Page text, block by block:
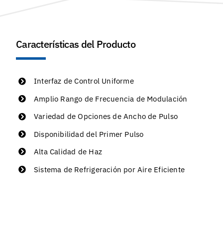
Características del Producto
Interfaz de Control Uniforme
Amplio Rango de Frecuencia de Modulación
Variedad de Opciones de Ancho de Pulso
Disponibilidad del Primer Pulso
Alta Calidad de Haz
Sistema de Refrigeración por Aire Eficiente